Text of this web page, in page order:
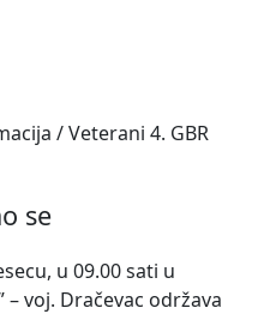
/ Veterani 4. GBR
se
u 09.00 sati u
– voj. Dračevac održava